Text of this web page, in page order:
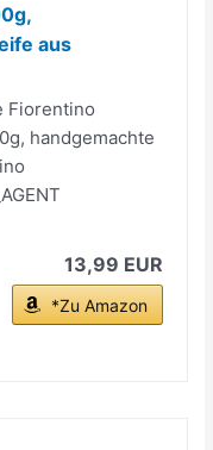
aus
Fiorentino
handgemachte
13,99 EUR
*Zu Amazon